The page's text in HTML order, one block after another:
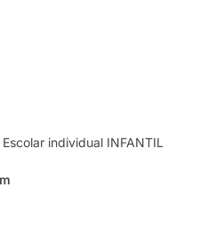
individual INFANTIL